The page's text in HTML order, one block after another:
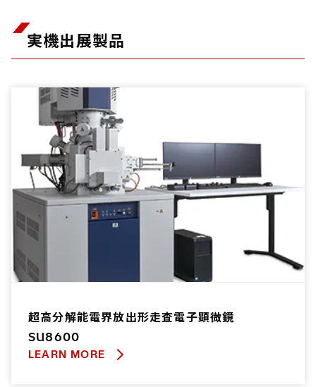
実機出展製品
超高分解能電界放出形走査電子顕微鏡
SU8600
LEARN MORE